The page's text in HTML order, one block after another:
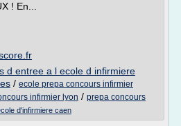
! En...
d entree a l ecole d infirmiere
/ ecole prepa concours infirmier
infirmier lyon / prepa concours
d'infirmiere caen